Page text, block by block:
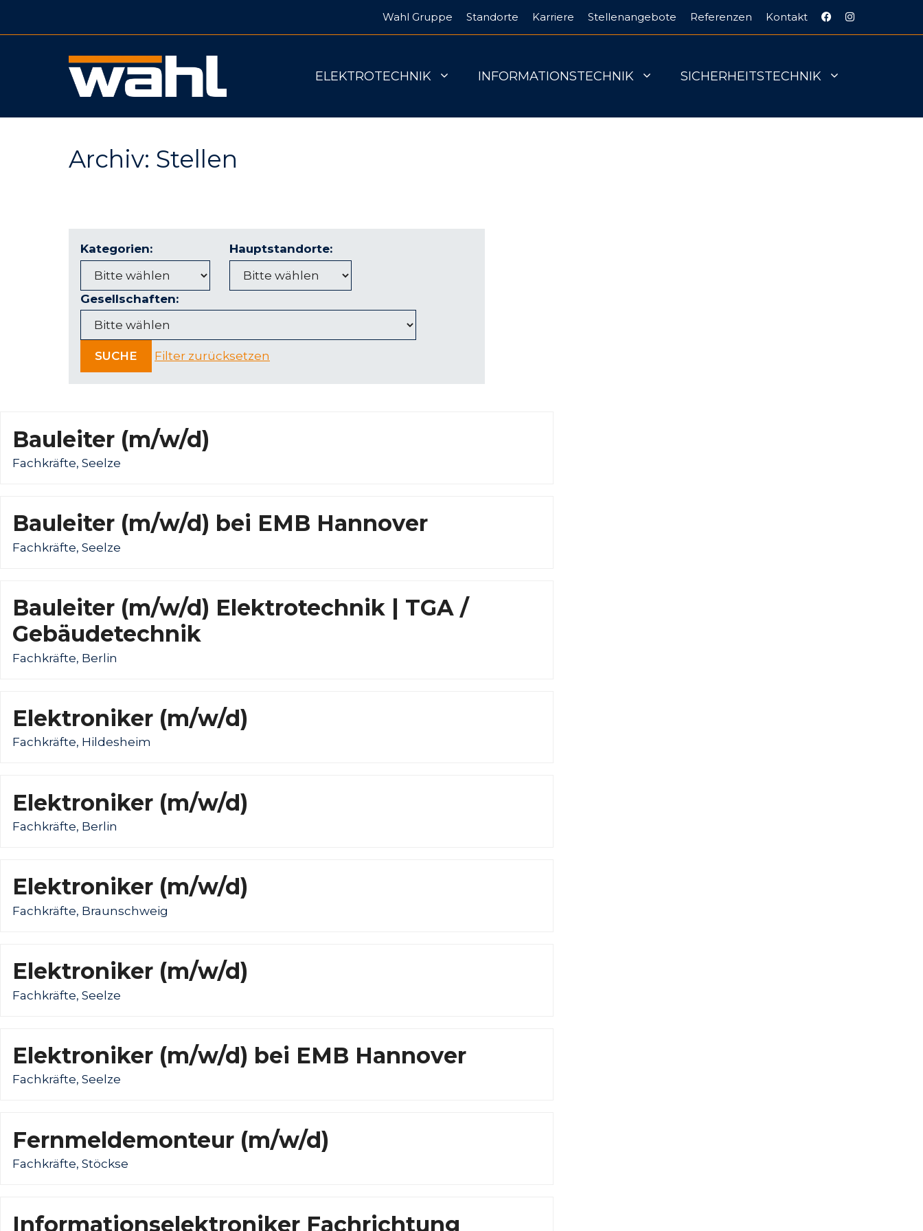
Wahl Gruppe Standorte Karriere Stellenangebote Referenzen Kontakt
ELEKTROTECHNIK INFORMATIONSTECHNIK SICHERHEITSTECHNIK
Archiv: Stellen
Kategorien: Hauptstandorte:
Gesellschaften:
SUCHE Filter zurücksetzen
Bauleiter (m/w/d)
Fachkräfte, Seelze
Bauleiter (m/w/d) bei EMB Hannover
Fachkräfte, Seelze
Bauleiter (m/w/d) Elektrotechnik | TGA /
Gebäudetechnik
Fachkräfte, Berlin
Elektroniker (m/w/d)
Fachkräfte, Hildesheim
Elektroniker (m/w/d)
Fachkräfte, Berlin
Elektroniker (m/w/d)
Fachkräfte, Braunschweig
Elektroniker (m/w/d)
Fachkräfte, Seelze
Elektroniker (m/w/d) bei EMB Hannover
Fachkräfte, Seelze
Fernmeldemonteur (m/w/d)
Fachkräfte, Stöckse
Informationselektroniker Fachrichtung